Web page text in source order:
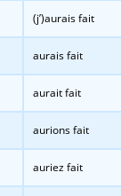
(j’)aurais fait
aurais fait
aurait fait
aurions fait
auriez fait